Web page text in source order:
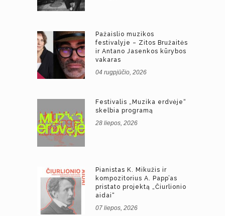
Pažaislio muzikos
festivalyje – Zitos Bružaitės
ir Antano Jasenkos kūrybos
vakaras
04 rugpjūčio, 2026
Festivalis „Muzika erdvėje“
skelbia programą
28 liepos, 2026
Pianistas K. Mikužis ir
kompozitorius A. Papp’as
pristato projektą „Čiurlionio
aidai“
07 liepos, 2026